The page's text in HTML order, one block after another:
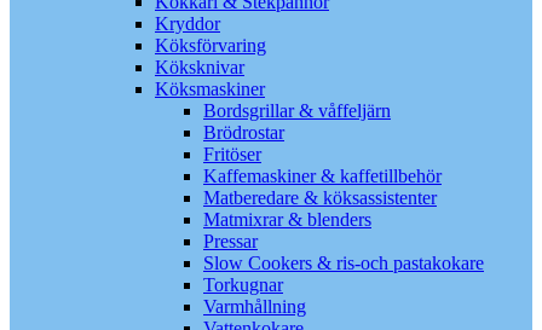
Kryddor
Köksförvaring
Köksknivar
Köksmaskiner
Bordsgrillar & våffeljärn
Brödrostar
Fritöser
Kaffemaskiner & kaffetillbehör
Matberedare & köksassistenter
Matmixrar & blenders
Pressar
Slow Cookers & ris-och pastakokare
Torkugnar
Varmhållning